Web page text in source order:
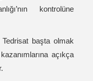
kontrolüne
Tedrisat başta olmak
açıkça